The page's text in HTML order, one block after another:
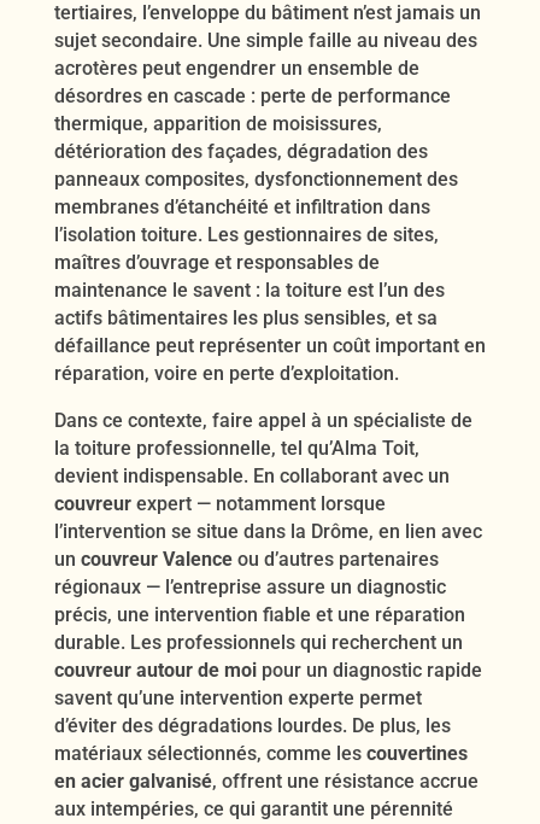
tertiaires, l’enveloppe du bâtiment n’est jamais un
sujet secondaire. Une simple faille au niveau des
acrotères peut engendrer un ensemble de
désordres en cascade : perte de performance
thermique, apparition de moisissures,
détérioration des façades, dégradation des
panneaux composites, dysfonctionnement des
membranes d’étanchéité et infiltration dans
l’isolation toiture. Les gestionnaires de sites,
maîtres d’ouvrage et responsables de
maintenance le savent : la toiture est l’un des
actifs bâtimentaires les plus sensibles, et sa
défaillance peut représenter un coût important en
réparation, voire en perte d’exploitation.
Dans ce contexte, faire appel à un spécialiste de
la toiture professionnelle, tel qu’Alma Toit,
devient indispensable. En collaborant avec un
couvreurexpert — notamment lorsque
l’intervention se situe dans la Drôme, en lien avec
un couvreur Valenceou d’autres partenaires
régionaux — l’entreprise assure un diagnostic
précis, une intervention fiable et une réparation
durable. Les professionnels qui recherchent un
couvreur autour de moipour un diagnostic rapide
savent qu’une intervention experte permet
d’éviter des dégradations lourdes. De plus, les
matériaux sélectionnés, comme les couvertines
en acier galvanisé, offrent une résistance accrue
aux intempéries, ce qui garantit une pérennité